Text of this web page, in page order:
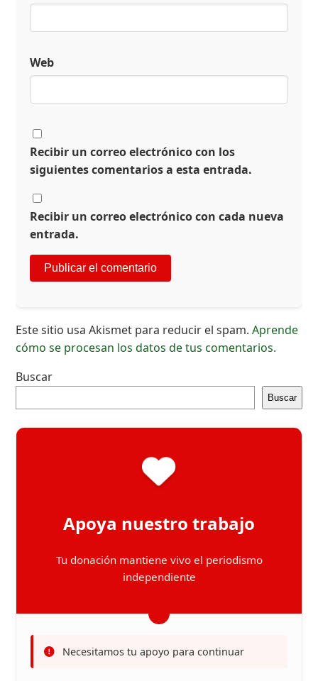
Web
Recibir un correo electrónico con los
siguientes comentarios a esta entrada.
Recibir un correo electrónico con cada nueva
entrada.
Este sitio usa Akismet para reducir el spam.Aprende
cómo se procesan los datos de tus comentarios.
Buscar
Buscar
Apoya nuestro trabajo
Tu donación mantiene vivo el periodismo
independiente
Necesitamos tu apoyo para continuar